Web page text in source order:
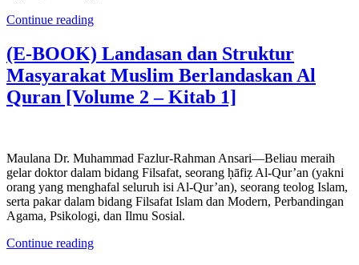
Continue reading
(E-BOOK) Landasan dan Struktur
Masyarakat Muslim Berlandaskan Al
Quran [Volume 2 – Kitab 1]
Maulana Dr. Muhammad Fazlur-Rahman Ansari—Beliau meraih
gelar doktor dalam bidang Filsafat, seorang ḥāfiẓ Al-Qur’an (yakni
orang yang menghafal seluruh isi Al-Qur’an), seorang teolog Islam,
serta pakar dalam bidang Filsafat Islam dan Modern, Perbandingan
Agama, Psikologi, dan Ilmu Sosial.
Continue reading